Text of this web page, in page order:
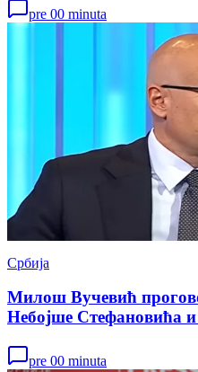
pre 00 minuta
Србија
Милош Вучевић
Небојше Стефановића
pre 00 minuta